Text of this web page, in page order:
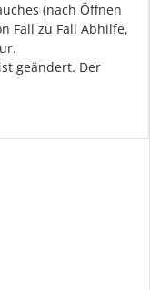
(nach Öffnen
Fall zu Fall Abhilfe,
geändert. Der